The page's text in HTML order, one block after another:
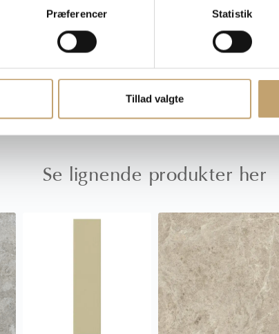
Præferencer Statistik
Tillad valgte
moms- og afgiftsændringer
Se lignende produkter her